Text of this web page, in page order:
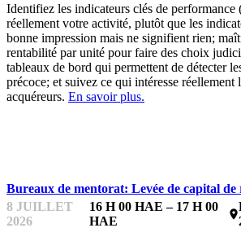
Identifiez les indicateurs clés de
réellement votre activité, plutôt que les
bonne impression mais ne signifient rien;
rentabilité par unité pour faire des choix
tableaux de bord qui permettent de détecter
précoce; et suivez ce qui intéresse réellement
acquéreurs. En savoir plus.
Bureaux de mentorat: Levée de capital de
8 JUILLET
2026
16 H 00 HAE – 17 H 00
HAE
place